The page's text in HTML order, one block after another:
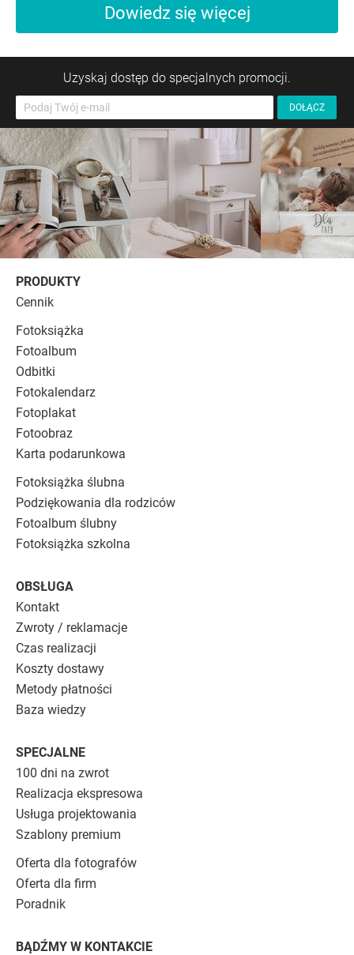
Dowiedz się więcej
Uzyskaj dostęp do specjalnych promocji.
PRODUKTY
Cennik
Fotoksiążka
Fotoalbum
Odbitki
Fotokalendarz
Fotoplakat
Fotoobraz
Karta podarunkowa
Fotoksiążka ślubna
Podziękowania dla rodziców
Fotoalbum ślubny
Fotoksiążka szkolna
OBSŁUGA
Kontakt
Zwroty / reklamacje
Czas realizacji
Koszty dostawy
Metody płatności
Baza wiedzy
SPECJALNE
100 dni na zwrot
Realizacja ekspresowa
Usługa projektowania
Szablony premium
Oferta dla fotografów
Oferta dla firm
Poradnik
BĄDŹMY W KONTAKCIE